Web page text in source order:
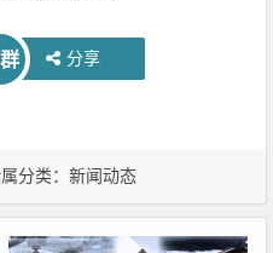
分享
分类：新闻动态